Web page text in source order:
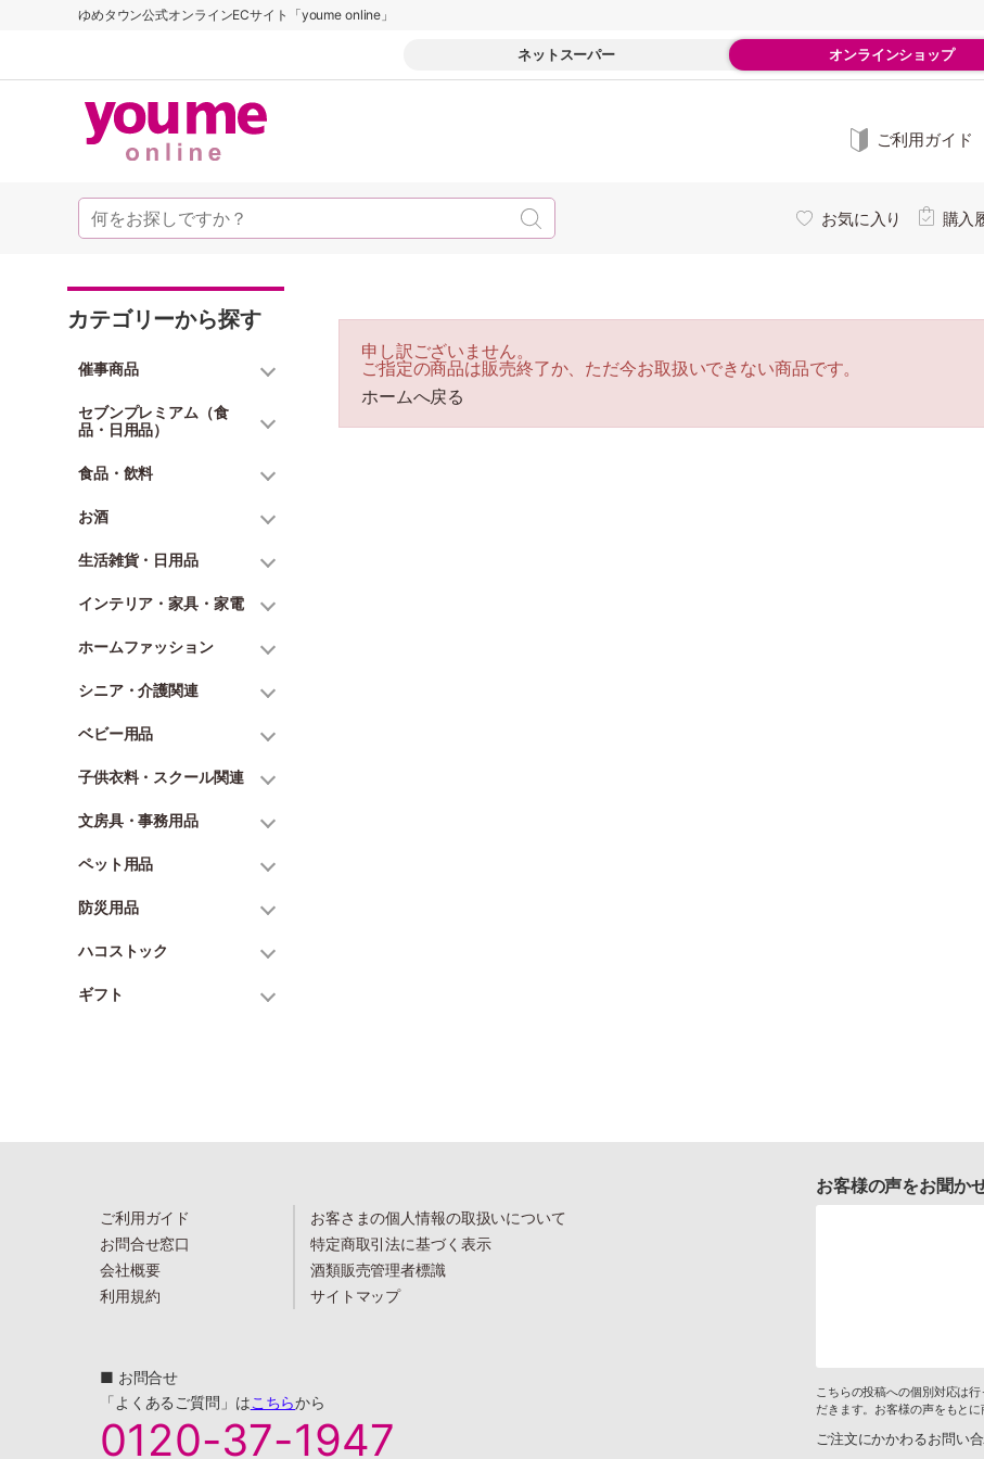
ゆめタウン公式オンラインECサイト「youme online」
ネットスーパー オンラインショップ
ご利用ガイド
お気に入り 購入
カテゴリーから探す
催事商品
セブンプレミアム（食
品・日用品）
食品・飲料
お酒
生活雑貨・日用品
インテリア・家具・家電
ホームファッション
シニア・介護関連
ベビー用品
子供衣料・スクール関連
文房具・事務用品
ペット用品
防災用品
ハコストック
ギフト
申し訳ございません。
ご指定の商品は販売終了か、ただ今お取扱いできない商品です。
ホームへ戻る
ご利用ガイド
お問合せ窓口
会社概要
利用規約
お客さまの個人情報の取扱いについて
特定商取引法に基づく表示
酒類販売管理者標識
サイトマップ
■ お問合せ
「よくあるご質問」はこちらから
0120-37-1947
お客様の声をお聞か
こちらの投稿への個別対応は
だきます。お客様の声をもと
ご注文にかかわるお問い